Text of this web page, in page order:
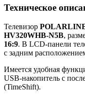
Техническое
Телевизор
HV320WHB-N5B,
16:9. В LCD-панели
с задним
Имеется удобная
USB-накопитель с
(TimeShift).